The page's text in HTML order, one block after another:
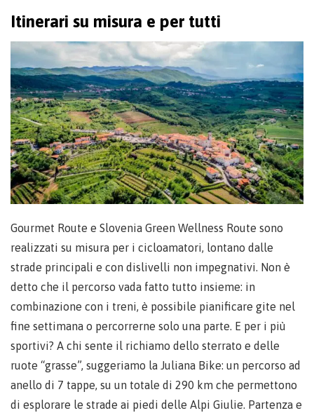
Itinerari su misura e per tutti
Gourmet Route e Slovenia Green Wellness Route sono
realizzati su misura per i cicloamatori, lontano dalle
strade principali e con dislivelli non impegnativi. Non è
detto che il percorso vada fatto tutto insieme: in
combinazione con i treni, è possibile pianificare gite nel
fine settimana o percorrerne solo una parte. E per i più
sportivi? A chi sente il richiamo dello sterrato e delle
ruote “grasse”, suggeriamo la Juliana Bike: un percorso ad
anello di 7 tappe, su un totale di 290 km che permettono
di esplorare le strade ai piedi delle Alpi Giulie. Partenza e